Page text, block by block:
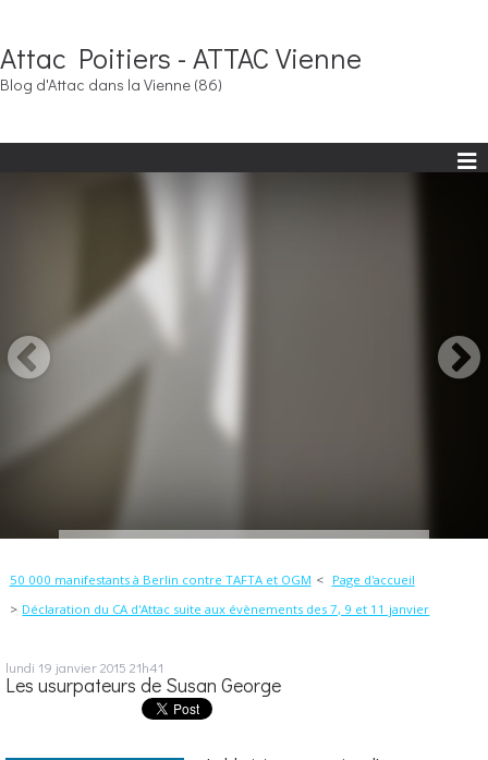
Attac Poitiers - ATTAC Vienne
Blog d'Attac dans la Vienne (86)
50 000 manifestants à Berlin contre TAFTA et OGM
Page d'accueil
Déclaration du CA d'Attac suite aux évènements des 7, 9 et 11 janvier
lundi 19 janvier 2015 21h41
Les usurpateurs de Susan George